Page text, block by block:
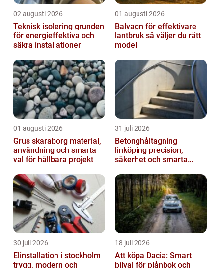
02 augusti 2026
Teknisk isolering grunden
för energieffektiva och
säkra installationer
01 augusti 2026
Balvagn för effektivare
lantbruk så väljer du rätt
modell
01 augusti 2026
Grus skaraborg material,
användning och smarta
val för hållbara projekt
31 juli 2026
Betonghåltagning
linköping precision,
säkerhet och smarta
30 juli 2026
Elinstallation i stockholm
trygg, modern och
18 juli 2026
Att köpa Dacia: Smart
bilval för plånbok och